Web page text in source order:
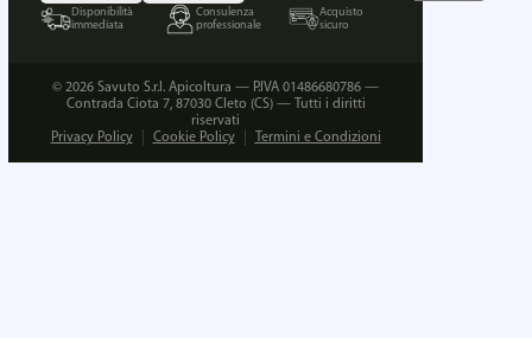
Disponibilità
immediata
Consulenza
professionale
Acquisto
sicuro
© 2026 Savuto S.r.l. Apicoltura — P.IVA 01486680786 —
Contrada Ciota 7, 87030 Cleto (CS) — Tutti i diritti
riservati
Privacy Policy
Cookie Policy Termini e Condizioni